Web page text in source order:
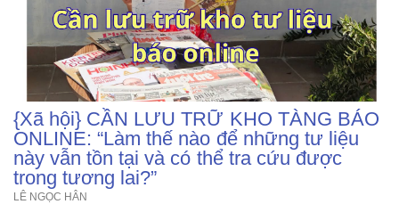
{Xã hội} CẦN LƯU TRỮ KHO TÀNG BÁO
ONLINE: “Làm thế nào để những tư liệu
này vẫn tồn tại và có thể tra cứu được
trong tương lai?”
LÊ NGỌC HÂN